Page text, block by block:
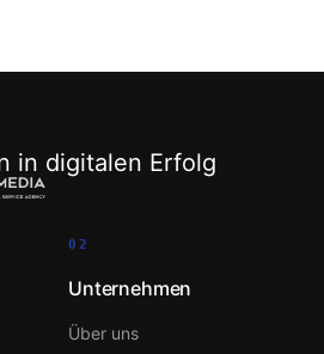
in digitalen Erfolg
02
Unternehmen
Über uns